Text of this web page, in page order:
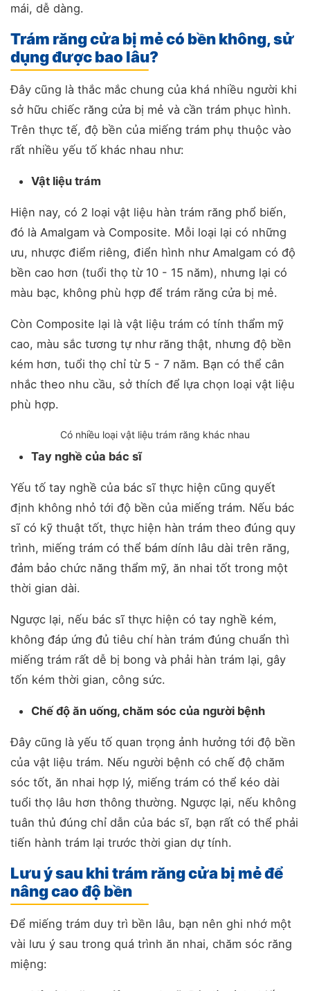
mái, dễ dàng.
Trám răng cửa bị mẻ có bền không, sử
dụng được bao lâu?
Đây cũng là thắc mắc chung của khá nhiều người khi
sở hữu chiếc răng cửa bị mẻ và cần trám phục hình.
Trên thực tế, độ bền của miếng trám phụ thuộc vào
rất nhiều yếu tố khác nhau như:
Vật liệu trám
Hiện nay, có 2 loại vật liệu hàn trám răng phổ biến,
đó là Amalgam và Composite. Mỗi loại lại có những
ưu, nhược điểm riêng, điển hình như Amalgam có độ
bền cao hơn (tuổi thọ từ 10 - 15 năm), nhưng lại có
màu bạc, không phù hợp để trám răng cửa bị mẻ.
Còn Composite lại là vật liệu trám có tính thẩm mỹ
cao, màu sắc tương tự như răng thật, nhưng độ bền
kém hơn, tuổi thọ chỉ từ 5 - 7 năm. Bạn có thể cân
nhắc theo nhu cầu, sở thích để lựa chọn loại vật liệu
phù hợp.
Có nhiều loại vật liệu trám răng khác nhau
Tay nghề của bác sĩ
Yếu tố tay nghề của bác sĩ thực hiện cũng quyết
định không nhỏ tới độ bền của miếng trám. Nếu bác
sĩ có kỹ thuật tốt, thực hiện hàn trám theo đúng quy
trình, miếng trám có thể bám dính lâu dài trên răng,
đảm bảo chức năng thẩm mỹ, ăn nhai tốt trong một
thời gian dài.
Ngược lại, nếu bác sĩ thực hiện có tay nghề kém,
không đáp ứng đủ tiêu chí hàn trám đúng chuẩn thì
miếng trám rất dễ bị bong và phải hàn trám lại, gây
tốn kém thời gian, công sức.
Chế độ ăn uống, chăm sóc của người bệnh
Đây cũng là yếu tố quan trọng ảnh hưởng tới độ bền
của vật liệu trám. Nếu người bệnh có chế độ chăm
sóc tốt, ăn nhai hợp lý, miếng trám có thể kéo dài
tuổi thọ lâu hơn thông thường. Ngược lại, nếu không
tuân thủ đúng chỉ dẫn của bác sĩ, bạn rất có thể phải
tiến hành trám lại trước thời gian dự tính.
Lưu ý sau khi trám răng cửa bị mẻ để
nâng cao độ bền
Để miếng trám duy trì bền lâu, bạn nên ghi nhớ một
vài lưu ý sau trong quá trình ăn nhai, chăm sóc răng
miệng: